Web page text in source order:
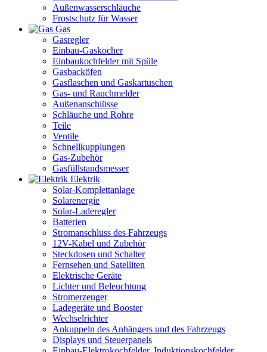
Außenwasserschläuche
Frostschutz für Wasser
Gas
Gasregler
Einbau-Gaskocher
Einbaukochfelder mit Spüle
Gasbacköfen
Gasflaschen und Gaskartuschen
Gas- und Rauchmelder
Außenanschlüsse
Schläuche und Rohre
Teile
Ventile
Schnellkupplungen
Gas-Zubehör
Gasfüllstandsmesser
Elektrik
Solar-Komplettanlage
Solarenergie
Solar-Laderegler
Batterien
Stromanschluss des Fahrzeugs
12V-Kabel und Zubehör
Steckdosen und Schalter
Fernsehen und Satelliten
Elektrische Geräte
Lichter und Beleuchtung
Stromerzeuger
Ladegeräte und Booster
Wechselrichter
Ankuppeln des Anhängers und des Fahrzeugs
Displays und Steuerpanels